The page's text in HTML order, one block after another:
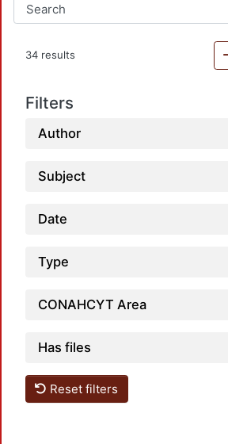
34 results
Filters
Author
Subject
Date
Type
CONAHCYT Area
Has files
Reset filters